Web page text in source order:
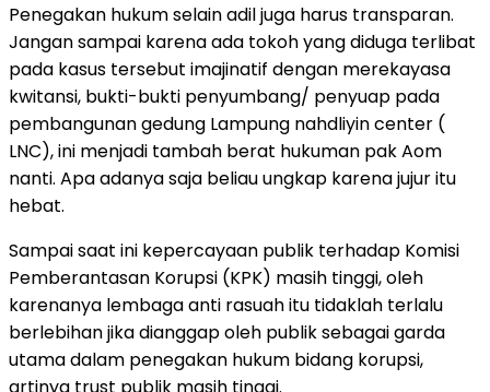
Penegakan hukum selain adil juga harus transparan.
Jangan sampai karena ada tokoh yang diduga terlibat
pada kasus tersebut imajinatif dengan merekayasa
kwitansi, bukti-bukti penyumbang/ penyuap pada
pembangunan gedung Lampung nahdliyin center (
LNC), ini menjadi tambah berat hukuman pak Aom
nanti. Apa adanya saja beliau ungkap karena jujur itu
hebat.
Sampai saat ini kepercayaan publik terhadap Komisi
Pemberantasan Korupsi (KPK) masih tinggi, oleh
karenanya lembaga anti rasuah itu tidaklah terlalu
berlebihan jika dianggap oleh publik sebagai garda
utama dalam penegakan hukum bidang korupsi,
artinya trust publik masih tinggi.